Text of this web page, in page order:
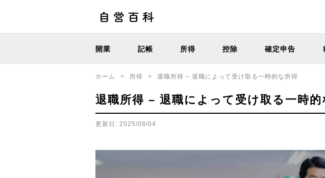
開業 記帳 所得 控除 確定申告
ホーム > 所得 > 退職所得 – 退職によって受け取る一時的な所得
退職所得 – 退職によって受け取る一時的
更新日: 2025/08/04